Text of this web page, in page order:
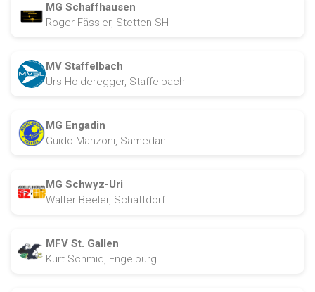
MG Schaffhausen
Roger Fässler, Stetten SH
MV Staffelbach
Urs Holderegger, Staffelbach
MG Engadin
Guido Manzoni, Samedan
MG Schwyz-Uri
Walter Beeler, Schattdorf
MFV St. Gallen
Kurt Schmid, Engelburg